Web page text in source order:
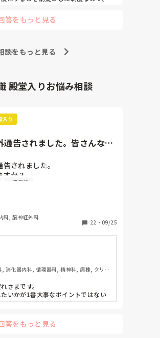
分には無理だったんだと、諦めて
し、やっぱり子どもが好きで、小
間関係もよく、託児所もあり、
ら1時間近く掛かります。
のため、生活のため。
ません。
、私なら家族のことを考えて子供が小
では自分の仕事の環境を変えないと思
ニックとかどうですか？未経験オッ
し、小児科クリニック経験があれば
答をもっと見る
談をもっと見る
殿堂入りお悩み相談
入り
通告されました。皆さんなら
されました。
か？
ゆるい部署にいましたが、人間関
間関係は良好です。
薬剤に関するインシデントを4
順位や多重課題ができていないの
き彫りになり師長や主任に『複数
ことで受け持ち1人になりまし
よう、1ヶ月間1年目のように勉強
きました。
『君は病棟勤務よりも外来とか
ほうがいいのでは？ウチの部署も
から育てる余裕が足りない。前向
いろんな働き方あるよ』と部署は
異動確定となりました。
一般病棟
科, 脳神経外科
22 ・ 09/25
, 消化器内科, 循環器科, 精神科, 病棟, クリニ
さまです。
いかが1番大事なポイントではない
気持ちで提案されたかは分かりません
とが多くて忙しくても、人間関係は良
答をもっと見る